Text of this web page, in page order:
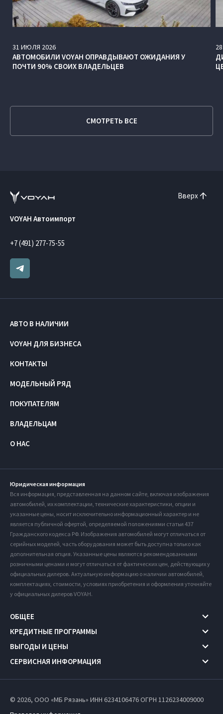
31 ИЮЛЯ 2026
АВТОМОБИЛИ VOYAH ОПРАВДЫВАЮТ ОЖИДАНИЯ У
ПОЧТИ 90% СВОИХ ВЛАДЕЛЬЦЕВ
28
СМОТРЕТЬ ВСЕ
Вверх
VOYAH Автоимпорт
+7 (491) 277-75-55
АВТО В НАЛИЧИИ
VOYAH ДЛЯ БИЗНЕСА
КОНТАКТЫ
МОДЕЛЬНЫЙ РЯД
ПОКУПАТЕЛЯМ
ВЛАДЕЛЬЦАМ
О НАС
Юридическая информация
Вся информация, представленная на данном сайте, включая изображения
автомобилей, их комплектации, технические характеристики, опции и
указанные цены, носит исключительно информационный характер и не
является публичной офертой, определяемой положениями статьи 437
Гражданского кодекса РФ. Изображения автомобилей могут отличаться от
серийных моделей, часть оборудования может быть доступна только как
дополнительная опция. Указанные цены являются рекомендованными
розничными ценами и могут отличаться от фактических цен, действующих у
официальных дилеров. Актуальную информацию о наличии автомобилей,
комплектациях, стоимости, условиях приобретения и оформления уточняйте
у официальных дилеров VOYAH.
ОБЩЕЕ
КРЕДИТНЫЕ ПРОГРАММЫ
ВЫГОДЫ И ЦЕНЫ
СЕРВИСНАЯ ИНФОРМАЦИЯ
© 2026, ООО «МБ Рязань» ИНН 6234106476ОГРН 1126234009000